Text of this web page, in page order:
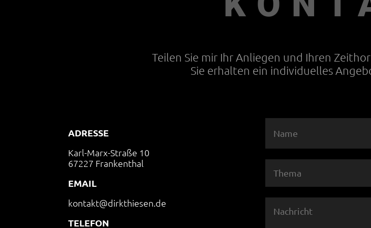
Teilen Sie mir Ihr Anliegen und Ihren
Sie erhalten ein individuelles
ADRESSE
Karl-Marx-Straße 10
67227 Frankenthal
EMAIL
kontakt@dirkthiesen.de
TELEFON